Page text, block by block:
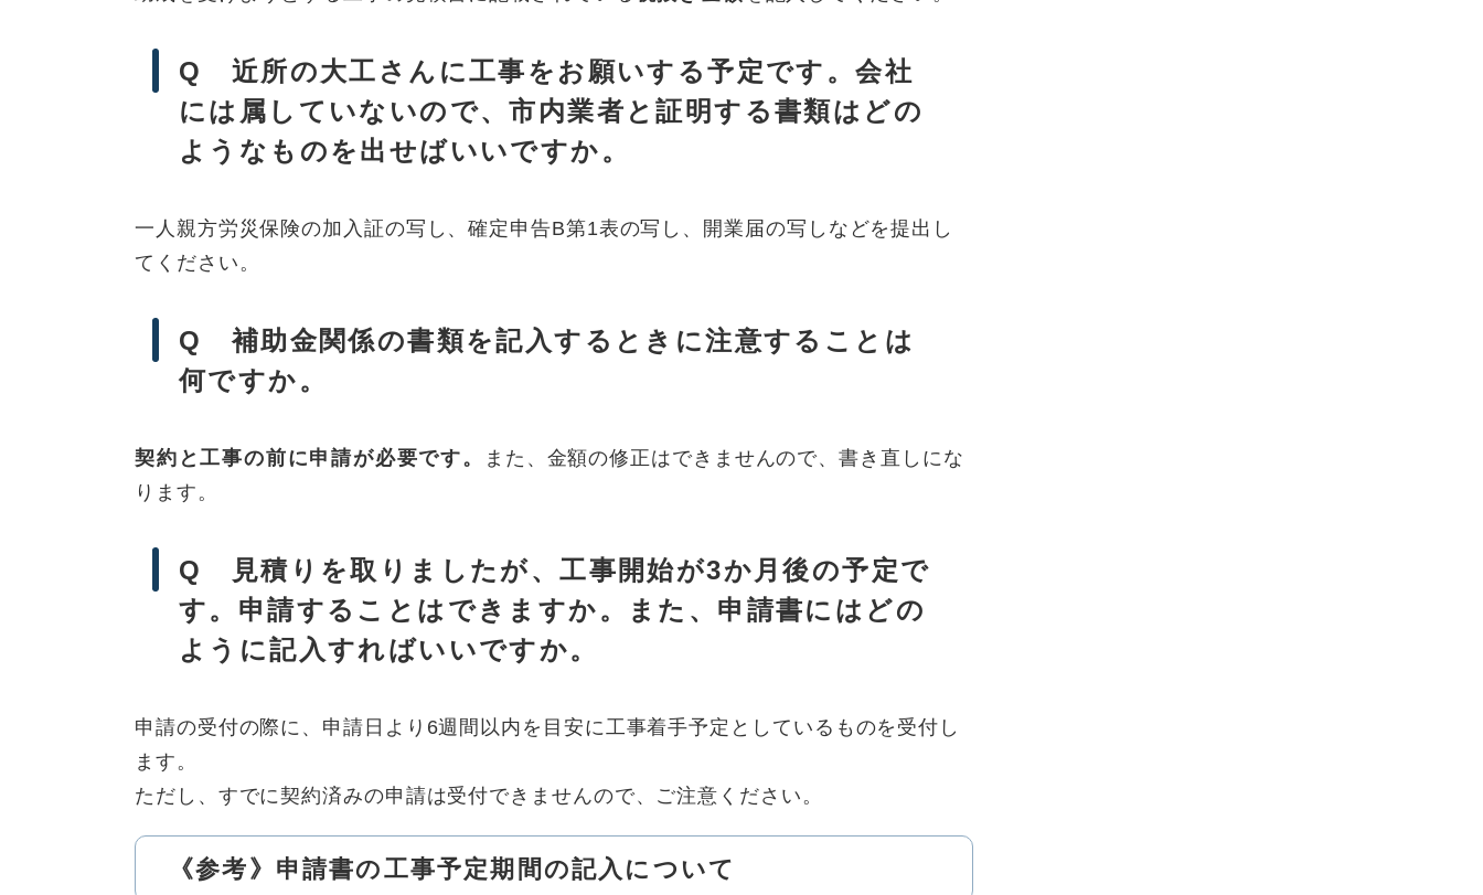
Q 近所の大工さんに工事をお願いする予定です。会社
には属していないので、市内業者と証明する書類はどの
ようなものを出せばいいですか。
一人親方労災保険の加入証の写し、確定申告B第1表の写し、開業届の写しなどを提出し
てください。
Q 補助金関係の書類を記入するときに注意することは
何ですか。
契約と工事の前に申請が必要です。
また、金額の修正はできませんので、書き直しにな
ります。
Q 見積りを取りましたが、工事開始が3か月後の予定で
す。申請することはできますか。また、申請書にはどの
ように記入すればいいですか。
申請の受付の際に、申請日より6週間以内を目安に工事着手予定としているものを受付し
ます。
ただし、すでに契約済みの申請は受付できませんので、ご注意ください。
《参考》申請書の工事予定期間の記入について